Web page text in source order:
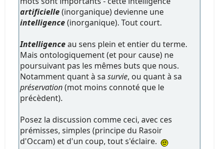
artificielle(inorganique) devienne une
intelligence(inorganique). Tout court.
Intelligenceau sens plein et entier du terme.
Mais ontologiquement (et pour cause) ne
poursuivant pas les mêmes buts que nous.
Notamment quant à sasurvie, ou quant à sa
préservation(mot moins connoté que le
précèdent).
Posez la discussion comme ceci, avec ces
prémisses, simples (principe du Rasoir
d'Occam) et d'un coup, tout s'éclaire.